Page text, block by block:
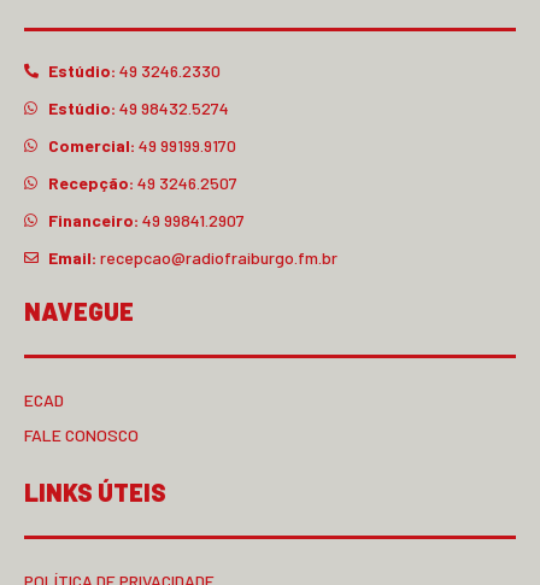
Estúdio: 49 3246.2330
Estúdio: 49 98432.5274
Comercial: 49 99199.9170
Recepção: 49 3246.2507
Financeiro: 49 99841.2907
Email: recepcao@radiofraiburgo.fm.br
NAVEGUE
ECAD
FALE CONOSCO
LINKS ÚTEIS